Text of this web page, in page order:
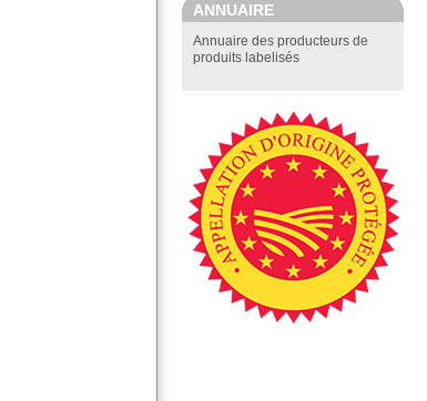
ANNUAIRE
Annuaire des producteurs de
produits labelisés